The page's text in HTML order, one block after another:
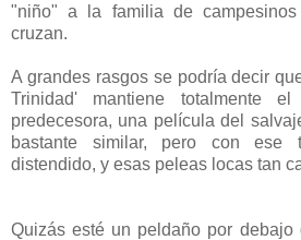
"niño" a la familia de
cruzan.
A grandes rasgos se podría decir
Trinidad' mantiene totalmente
predecesora, una película del
bastante similar, pero con ese
distendido, y esas peleas locas tan
Quizás esté un peldaño por debajo